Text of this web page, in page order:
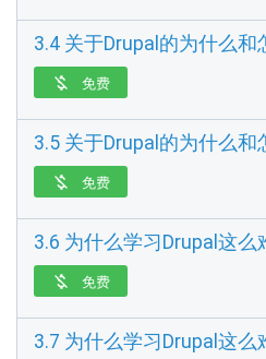
3.4 关于Drupal的为什么和
 免费
3.5 关于Drupal的为什么和
 免费
3.6 为什么学习Drupal这么
 免费
3.7 为什么学习Drupal这么